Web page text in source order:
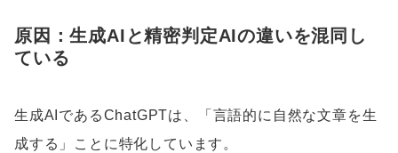
原因：生成AIと精密判定AIの違いを混同し
ている
生成AIであるChatGPTは、「言語的に自然な文章を生
成する」ことに特化しています。